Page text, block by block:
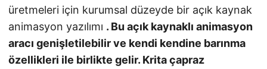
üretmeleri için kurumsal düzeyde bir açık kaynak
animasyon yazılımı . Bu açık kaynaklı animasyon
aracı genişletilebilir ve kendi kendine barınma
özellikleri ile birlikte gelir. Krita çapraz